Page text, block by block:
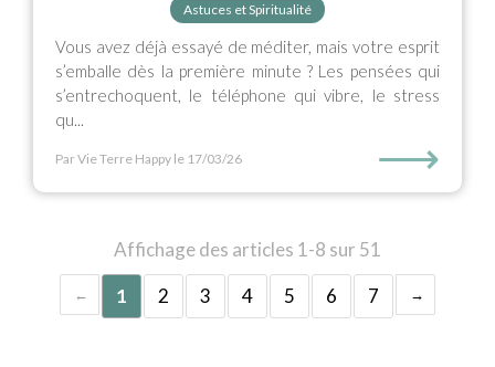
Astuces et Spiritualité
Vous avez déjà essayé de méditer, mais votre esprit
s’emballe dès la première minute ? Les pensées qui
s’entrechoquent, le téléphone qui vibre, le stress
qu...
Par Vie Terre Happy le 17/03/26 ⟶
Affichage des articles 1-8 sur 51
1
2 3 4 5 6 7